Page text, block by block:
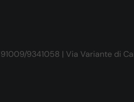
9341058 | Via Variante di